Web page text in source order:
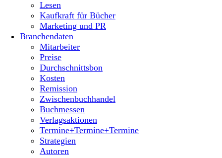
Lesen
Kaufkraft für Bücher
Marketing und PR
Branchendaten
Mitarbeiter
Preise
Durchschnittsbon
Kosten
Remission
Zwischenbuchhandel
Buchmessen
Verlagsaktionen
Termine+Termine+Termine
Strategien
Autoren